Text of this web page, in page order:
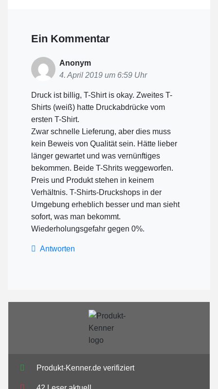
Ein Kommentar
Anonym
4. April 2019 um 6:59 Uhr
Druck ist billig, T-Shirt is okay. Zweites T-
Shirts (weiß) hatte Druckabdrücke vom
ersten T-Shirt.
Zwar schnelle Lieferung, aber dies muss
kein Beweis von Qualität sein. Hätte lieber
länger gewartet und was vernünftiges
bekommen. Beide T-Shrits weggeworfen.
Preis und Produkt stehen in keinem
Verhältnis. T-Shirts-Druckshops in der
Umgebung erheblich besser und man sieht
sofort, was man bekommt.
Wiederholungsgefahr gegen 0%.
Antworten
Produkt-Kenner.de verifiziert